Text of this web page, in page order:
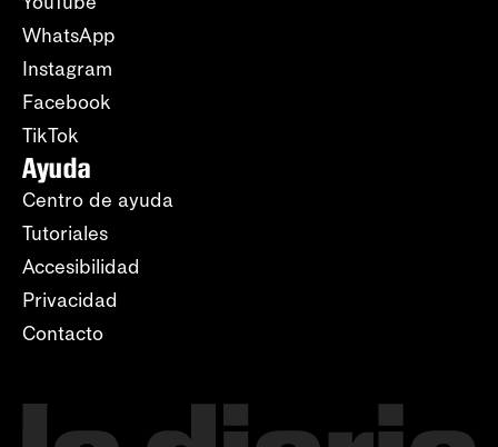
WhatsApp
Instagram
Facebook
TikTok
Ayuda
Centro de ayuda
Tutoriales
Accesibilidad
Privacidad
Contacto